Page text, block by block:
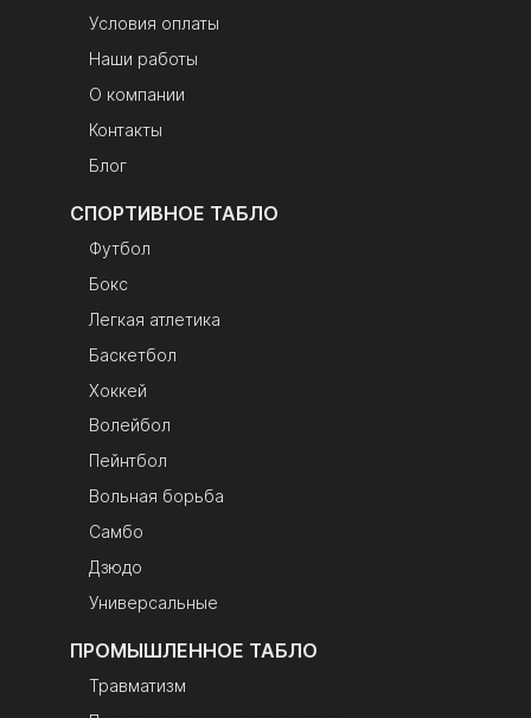
Количество
отображения
Крепление
поставки
Условия оплаты
Наши работы
О компании
Контакты
Блог
СПОРТИВНОЕ ТАБЛО
Футбол
Бокс
Легкая атлетика
Баскетбол
Хоккей
Волейбол
Пейнтбол
Вольная борьба
Самбо
Дзюдо
Универсальные
ПРОМЫШЛЕННОЕ ТАБЛО
Травматизм